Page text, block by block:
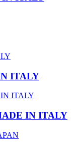
ITALY
IN ITALY